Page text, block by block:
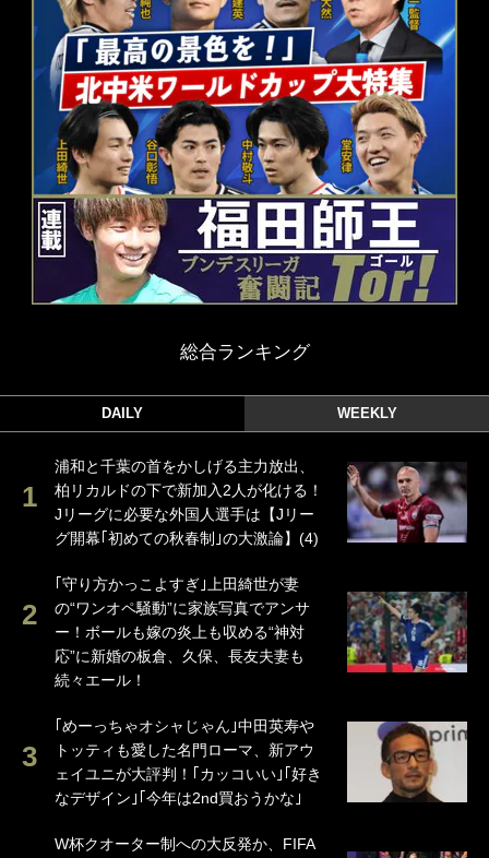
総合ランキング
DAILY WEEKLY
浦和と千葉の首をかしげる主力放出、
柏リカルドの下で新加入2人が化ける！
Jリーグに必要な外国人選手は【Jリー
グ開幕｢初めての秋春制｣の大激論】(4)
｢守り方かっこよすぎ｣上田綺世が妻
の“ワンオペ騒動”に家族写真でアンサ
ー！ボールも嫁の炎上も収める“神対
応”に新婚の板倉、久保、長友夫妻も
続々エール！
｢めーっちゃオシャじゃん｣中田英寿や
トッティも愛した名門ローマ、新アウ
ェイユニが大評判！｢カッコいい｣｢好き
なデザイン｣｢今年は2nd買おうかな｣
W杯クオーター制への大反発か、FIFA